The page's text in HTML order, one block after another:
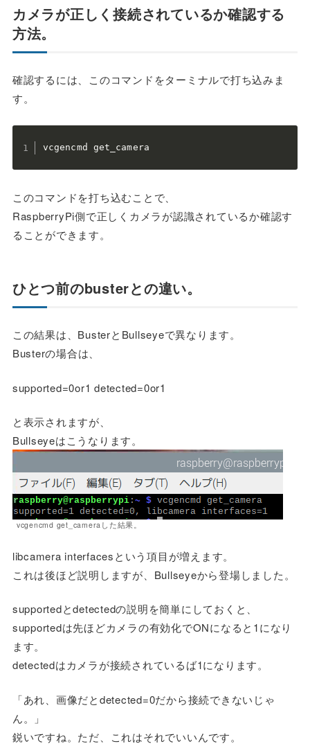
カメラが正しく接続されているか確認する
方法。
確認するには、このコマンドをターミナルで打ち込みま
す。
vcgencmd get_camera
このコマンドを打ち込むことで、
RaspberryPi側で正しくカメラが認識されているか確認す
ることができます。
ひとつ前のbusterとの違い。
この結果は、BusterとBullseyeで異なります。
Busterの場合は、
supported=0or1 detected=0or1
と表示されますが、
Bullseyeはこうなります。
vcgencmd get_cameraした結果。
libcamera interfacesという項目が増えます。
これは後ほど説明しますが、Bullseyeから登場しました。
supportedとdetectedの説明を簡単にしておくと、
supportedは先ほどカメラの有効化でONになると1になり
ます。
detectedはカメラが接続されているば1になります。
「あれ、画像だとdetected=0だから接続できないじゃ
ん。」
鋭いですね。ただ、これはそれでいいんです。